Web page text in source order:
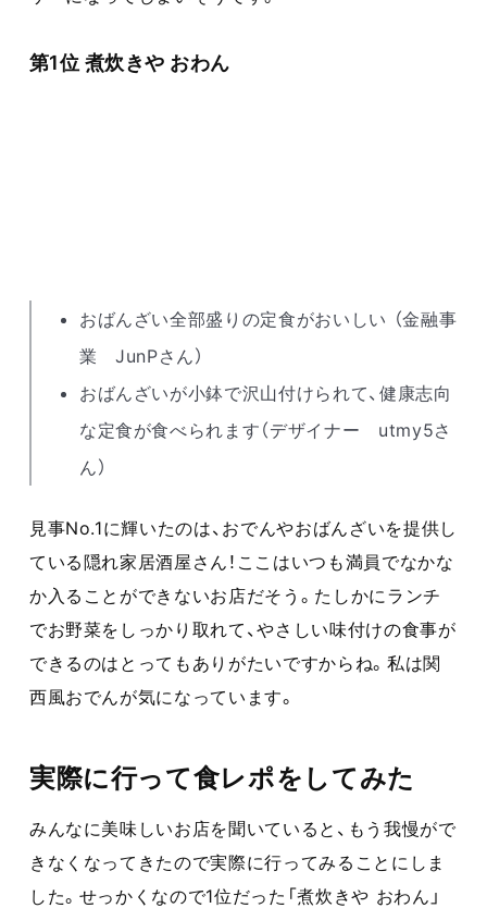
第1位 煮炊きや おわん
おばんざい全部盛りの定食がおいしい （金融事
業 JunPさん）
おばんざいが小鉢で沢山付けられて、健康志向
な定食が食べられます（デザイナー utmy5さ
ん）
見事No.1に輝いたのは、おでんやおばんざいを提供し
ている隠れ家居酒屋さん！ここはいつも満員でなかな
か入ることができないお店だそう。たしかにランチ
でお野菜をしっかり取れて、やさしい味付けの食事が
できるのはとってもありがたいですからね。私は関
西風おでんが気になっています。
実際に行って食レポをしてみた
みんなに美味しいお店を聞いていると、もう我慢がで
きなくなってきたので実際に行ってみることにしま
した。せっかくなので1位だった「煮炊きや おわん」